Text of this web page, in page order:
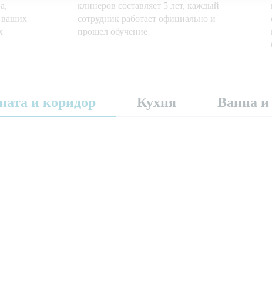
ваших
клинеров составляет 5 лет, каждый
сотрудник работает официально и
прошел обучение
и коридор Кухня Ванна и